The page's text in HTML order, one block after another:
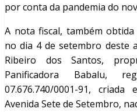
por conta da pandemia do
A nota fiscal, também
no dia 4 de setembro deste
Ribeiro dos Santos,
Panificadora Babalu,
07.676.740/0001-91,
Avenida Sete de Setembro,